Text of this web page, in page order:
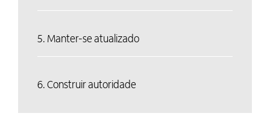
5. Manter-se atualizado
6. Construir autoridade